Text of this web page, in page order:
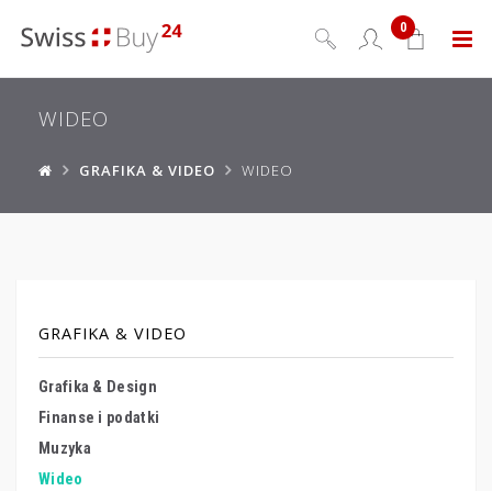
Menu
0
WIDEO
GRAFIKA & VIDEO WIDEO
GRAFIKA & VIDEO
Grafika & Design
Finanse i podatki
Muzyka
Wideo